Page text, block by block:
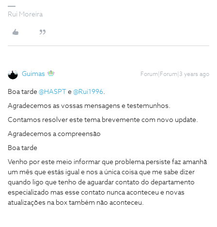
Rui Moreira
Guimas Forum|Forum|3 years ago
Boa tarde @HASPT e @Rui1996.
Agradecemos as vossas mensagens e testemunhos.
Contamos resolver este tema brevemente com novo update.
Agradecemos a compreensão
Boa tarde
Venho por este meio informar que problema persiste faz amanhã
um mês que estás igual e nos a única coisa que me sabe dizer
quando ligo que tenho de aguardar contato do departamento
especializado mas esse contato nunca aconteceu e novas
atualizações na box também não aconteceu.